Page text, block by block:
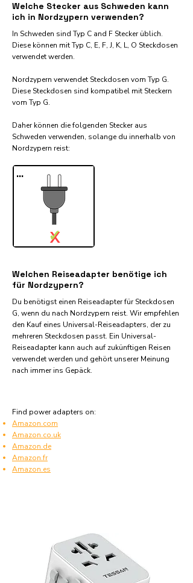
Welche Stecker aus Schweden kann
ich in Nordzypern verwenden?
In Schweden sind Typ C and F Stecker üblich.
Diese können mit Typ C, E, F, J, K, L, O Steckdosen
verwendet werden.
Nordzypern verwendet Steckdosen vom Typ G.
Diese Steckdosen sind kompatibel mit Steckern
vom Typ G.
Daher können die folgenden Stecker aus
Schweden verwenden, solange du innerhalb von
Nordzypern reist:​
...
X
✓
Welchen Reiseadapter benötige ich
für Nordzypern?
Du benötigst einen Reiseadapter für Steckdosen
G, wenn du nach Nordzypern reist. Wir empfehlen
den Kauf eines Universal-Reiseadapters, der zu
mehreren Steckdosen passt. Ein Universal-
Reiseadapter kann auch auf zukünftigen Reisen
verwendet werden und gehört unserer Meinung
nach immer ins Gepäck.
Find power adapters on:
Amazon.com
Amazon.co.uk
Amazon.de
Amazon.fr
Amazon.es